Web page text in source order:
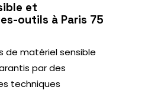
et
outils à Paris 75
de matériel sensible
par des
techniques